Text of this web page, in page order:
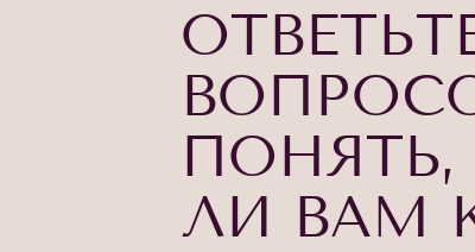
ЛИ ВАМ